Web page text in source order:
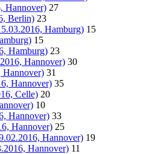
Hannover) 27
Berlin) 23
Hamburg) 15
15
Hamburg) 23
Hannover) 30
Hannover) 31
Hannover) 35
Celle) 20
10
Hannover) 33
Hannover) 25
Hannover) 19
Hannover) 11